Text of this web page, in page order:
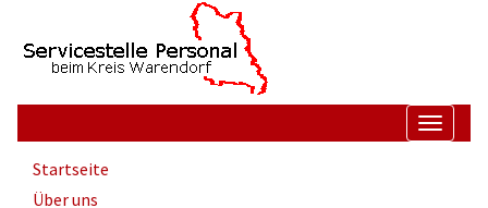
Inhalt
Suche
Startseite
aus
Untermenüpunkte
Startseite
Über uns